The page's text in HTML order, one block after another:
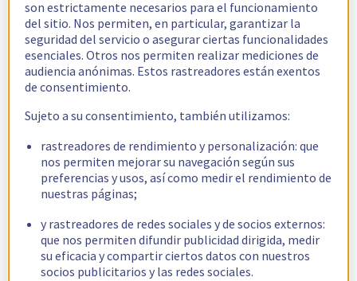
son estrictamente necesarios para el funcionamiento
del sitio. Nos permiten, en particular, garantizar la
seguridad del servicio o asegurar ciertas funcionalidades
esenciales. Otros nos permiten realizar mediciones de
audiencia anónimas. Estos rastreadores están exentos
de consentimiento.
Sujeto a su consentimiento, también utilizamos:
rastreadores de rendimiento y personalización: que
nos permiten mejorar su navegación según sus
preferencias y usos, así como medir el rendimiento de
nuestras páginas;
y rastreadores de redes sociales y de socios externos:
que nos permiten difundir publicidad dirigida, medir
su eficacia y compartir ciertos datos con nuestros
socios publicitarios y las redes sociales.